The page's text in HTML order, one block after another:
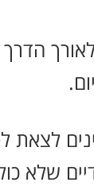
לאורך
לצאת
שלא